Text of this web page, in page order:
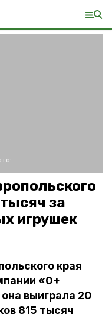
за
игрушек
края
«0+
выиграла 20
815 тысяч